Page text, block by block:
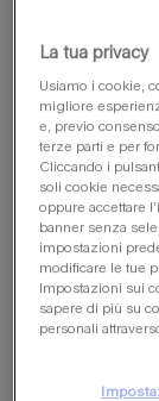
10
, 1
potrebbe
La tua privacy
Usiamo i cookie,
migliore
e, previo
terze parti e per
Cliccando i
soli cookie
oppure accettare
banner senza
impostazioni
modificare le tue
Impostazioni sui
sapere di più su
personali